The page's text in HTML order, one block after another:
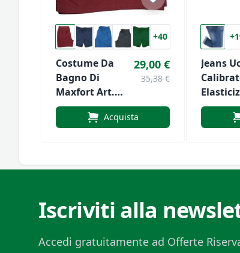
+40
Costume Da
Bagno Di
Maxfort Art.
Bali
29,00 €
35,38 €
Acquista
Jeans
Easy
Iscriviti alla
Accedi gratuitamente ad Offerte